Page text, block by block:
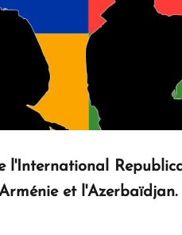
l'International
et l'Azerbaïdjan.